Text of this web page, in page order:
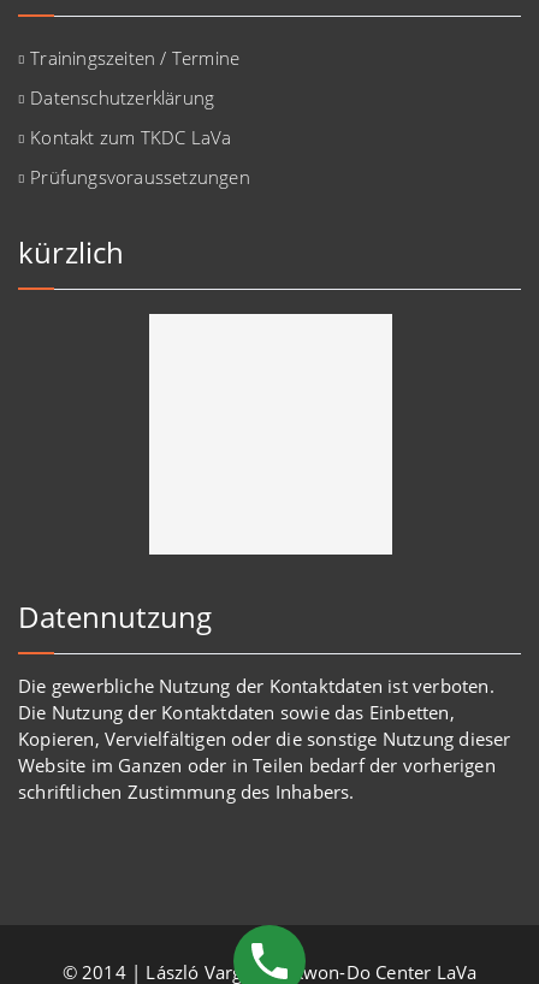
Trainingszeiten / Termine
Datenschutzerklärung
Kontakt zum TKDC LaVa
Prüfungsvoraussetzungen
kürzlich
Datennutzung
Die gewerbliche Nutzung der Kontaktdaten ist verboten.
Die Nutzung der Kontaktdaten sowie das Einbetten,
Kopieren, Vervielfältigen oder die sonstige Nutzung dieser
Website im Ganzen oder in Teilen bedarf der vorherigen
schriftlichen Zustimmung des Inhabers.
© 2014 | László Varga, TaeKwon-Do Center LaVa